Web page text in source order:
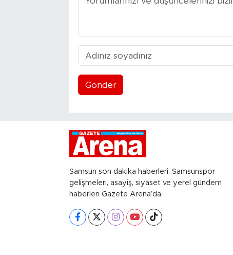
Gönder
Samsun son dakika haberleri, Samsunspor
gelişmeleri, asayiş, siyaset ve yerel gündem
haberleri Gazete Arena’da.